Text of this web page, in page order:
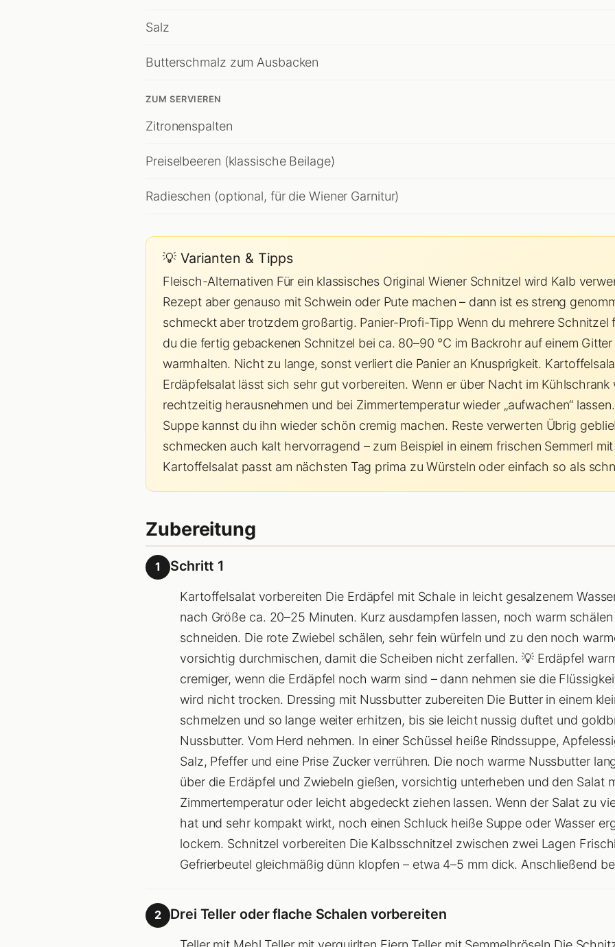
Salz
Butterschmalz zum Ausbacken
ZUM SERVIEREN
Zitronenspalten
Preiselbeeren (klassische Beilage)
Radieschen (optional, für die Wiener Garnitur)
💡 Varianten & Tipps
Fleisch-Alternativen Für ein klassisches Original Wiener Schnitzel wird Kalb
Rezept aber genauso mit Schwein oder Pute machen – dann ist es streng
schmeckt aber trotzdem großartig. Panier-Profi-Tipp Wenn du mehrere Schnitzel
du die fertig gebackenen Schnitzel bei ca. 80–90 °C im Backrohr auf einem
warmhalten. Nicht zu lange, sonst verliert die Panier an Knusprigkeit.
Erdäpfelsalat lässt sich sehr gut vorbereiten. Wenn er über Nacht im Kühlschrank
rechtzeitig herausnehmen und bei Zimmertemperatur wieder „aufwachen“
Suppe kannst du ihn wieder schön cremig machen. Reste verwerten Übrig
schmecken auch kalt hervorragend – zum Beispiel in einem frischen Semmerl
Kartoffelsalat passt am nächsten Tag prima zu Würsteln oder einfach so als
Zubereitung
1 Schritt 1
Kartoffelsalat vorbereiten Die Erdäpfel mit Schale in leicht gesalzenem
nach Größe ca. 20–25 Minuten. Kurz ausdampfen lassen, noch warm
schneiden. Die rote Zwiebel schälen, sehr fein würfeln und zu den noch
vorsichtig durchmischen, damit die Scheiben nicht zerfallen. 💡 Erdäpfel
cremiger, wenn die Erdäpfel noch warm sind – dann nehmen sie die
wird nicht trocken. Dressing mit Nussbutter zubereiten Die Butter in einem
schmelzen und so lange weiter erhitzen, bis sie leicht nussig duftet und
Nussbutter. Vom Herd nehmen. In einer Schüssel heiße Rindssuppe,
Salz, Pfeffer und eine Prise Zucker verrühren. Die noch warme Nussbutter
über die Erdäpfel und Zwiebeln gießen, vorsichtig unterheben und den Salat
Zimmertemperatur oder leicht abgedeckt ziehen lassen. Wenn der Salat zu
hat und sehr kompakt wirkt, noch einen Schluck heiße Suppe oder Wasser
lockern. Schnitzel vorbereiten Die Kalbsschnitzel zwischen zwei Lagen
Gefrierbeutel gleichmäßig dünn klopfen – etwa 4–5 mm dick. Anschließend
2 Drei Teller oder flache Schalen vorbereiten